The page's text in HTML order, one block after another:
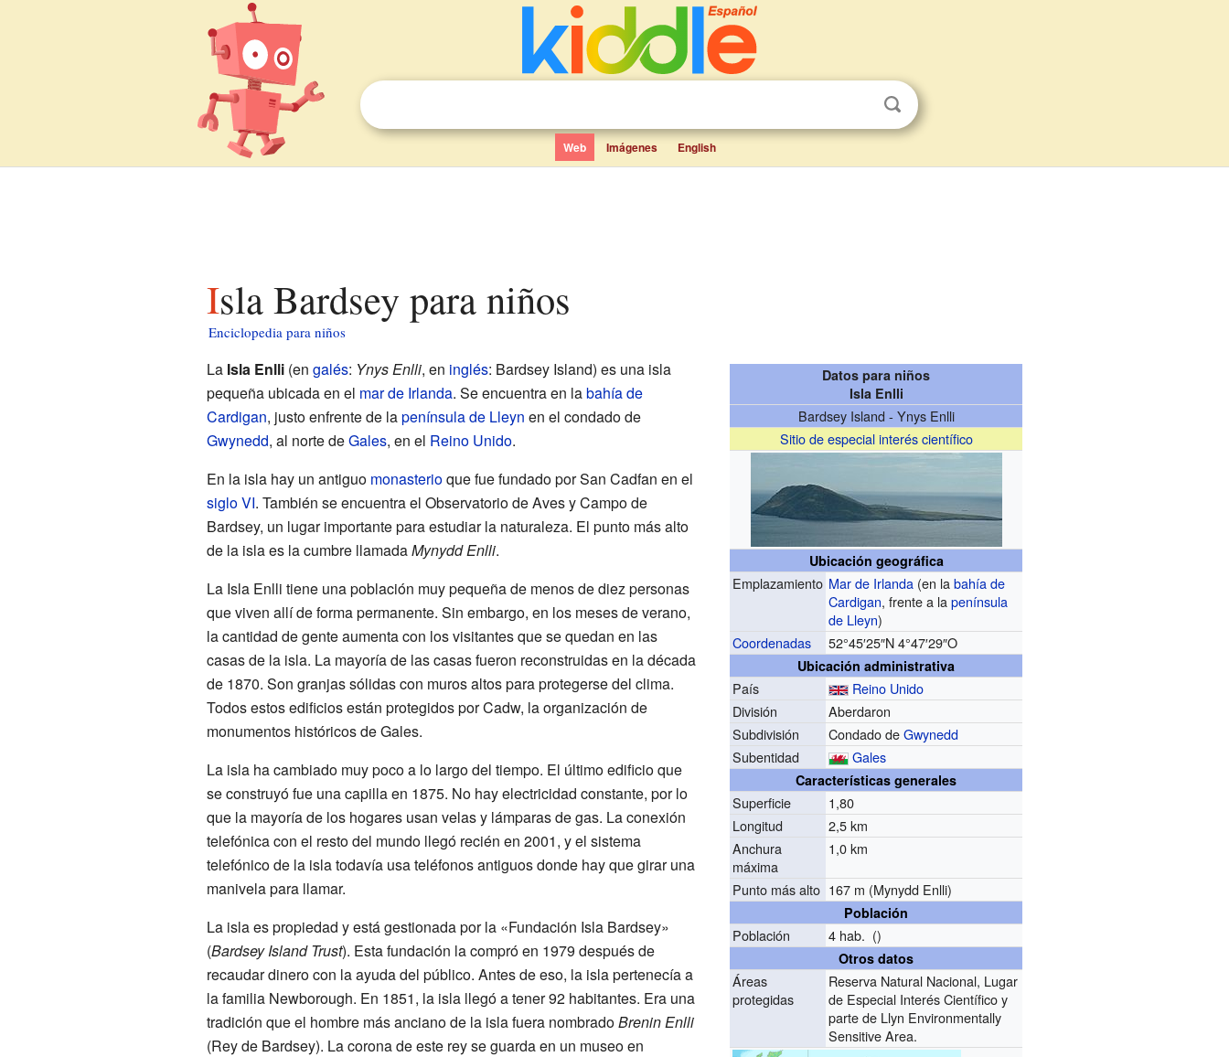
Web Imágenes English
Isla Bardsey para niños
Enciclopedia para niños
Datos para niños
Isla Enlli
Bardsey Island - Ynys Enlli
Sitio de especial interés científico
Ubicación geográfica
Emplazamiento Mar de Irlanda (en labahía de
Cardigan, frente a lapenínsula
de Lleyn)
Coordenadas
52°45′25″N 4°47′29″O
Ubicación administrativa
País
Reino Unido
División
Aberdaron
Subdivisión
Condado deGwynedd
Subentidad
Gales
Características generales
Superficie
1,80
Longitud
2,5 km
Anchura
máxima
1,0 km
Punto más alto 167 m (Mynydd Enlli)
Población
Población 4 hab. ()
Otros datos
Áreas
protegidas
Reserva Natural Nacional, Lugar
de Especial Interés Científico y
parte de Llyn Environmentally
Sensitive Area.
La Isla Enlli(en galés: Ynys Enlli, en inglés: Bardsey Island) es una isla
pequeña ubicada en el mar de Irlanda. Se encuentra en labahía de
Cardigan, justo enfrente de lapenínsula de Lleyn en el condado de
Gwynedd, al norte deGales, en el Reino Unido.
En la isla hay un antiguo monasterioque fue fundado por San Cadfan en el
siglo VI. También se encuentra el Observatorio de Aves y Campo de
Bardsey, un lugar importante para estudiar la naturaleza. El punto más alto
de la isla es la cumbre llamadaMynydd Enlli.
La Isla Enlli tiene una población muy pequeña de menos de diez personas
que viven allí de forma permanente. Sin embargo, en los meses de verano,
la cantidad de gente aumenta con los visitantes que se quedan en las
casas de la isla. La mayoría de las casas fueron reconstruidas en la década
de 1870. Son granjas sólidas con muros altos para protegerse del clima.
Todos estos edificios están protegidos por Cadw, la organización de
monumentos históricos de Gales.
La isla ha cambiado muy poco a lo largo del tiempo. El último edificio que
se construyó fue una capilla en 1875. No hay electricidad constante, por lo
que la mayoría de los hogares usan velas y lámparas de gas. La conexión
telefónica con el resto del mundo llegó recién en 2001, y el sistema
telefónico de la isla todavía usa teléfonos antiguos donde hay que girar una
manivela para llamar.
La isla es propiedad y está gestionada por la «Fundación Isla Bardsey»
(Bardsey Island Trust). Esta fundación la compró en 1979 después de
recaudar dinero con la ayuda del público. Antes de eso, la isla pertenecía a
la familia Newborough. En 1851, la isla llegó a tener 92 habitantes. Era una
tradición que el hombre más anciano de la isla fuera nombradoBrenin Enlli
(Rey de Bardsey). La corona de este rey se guarda en un museo en